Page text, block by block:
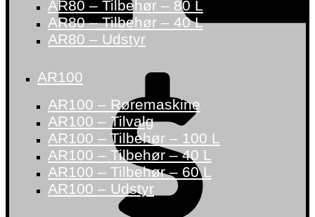
AR80 – Tilbehør – 80 L
AR80 – Tilbehør – 40 L
AR80 – Udstyr
AR100
AR100 – Røremaskine
AR100 – Tilvalg
AR100 – Tilbehør – 100 L
AR100 – Tilbehør – 40 L
AR100 – Tilbehør – 60 L
AR100 – Udstyr